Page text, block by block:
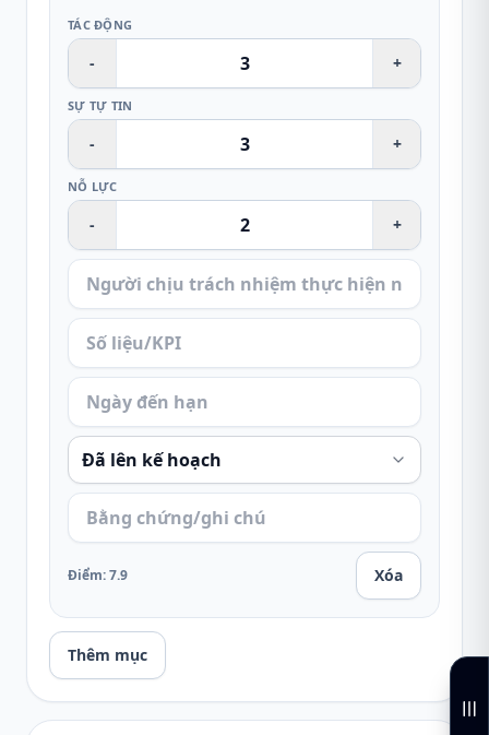
TÁC ĐỘNG
- +
SỰ TỰ TIN
- +
NỖ LỰC
- +
Điểm:7.9 Xóa
Thêm mục